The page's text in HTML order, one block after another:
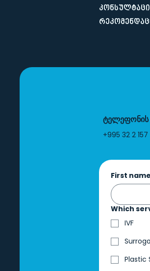
ტელეფონის
+995 32 2
First name
Which
IVF
Plastic